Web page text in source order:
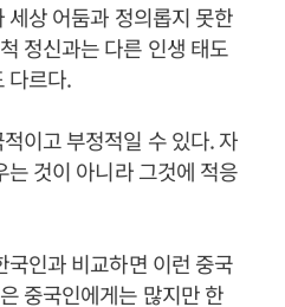
상 어둠과 정의롭지 못한
정신과는 다른 인생 태도
다르다.
이고 부정적일 수 있다. 자
것이 아니라 그것에 적응
인과 비교하면 이런 중국
중국인에게는 많지만 한